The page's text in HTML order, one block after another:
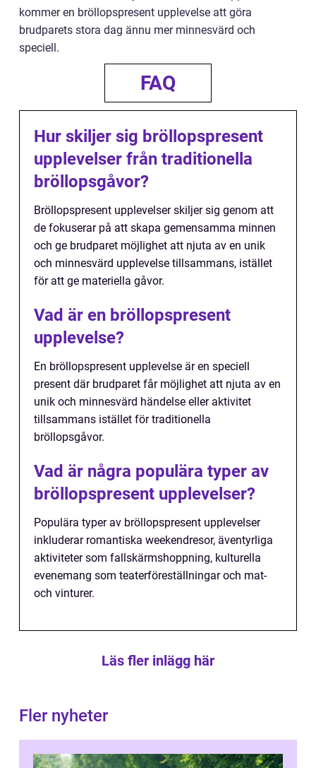
kommer en bröllopspresent upplevelse att göra
brudparets stora dag ännu mer minnesvärd och
speciell.
FAQ
Hur skiljer sig bröllopspresent
upplevelser från traditionella
bröllopsgåvor?
Bröllopspresent upplevelser skiljer sig genom att
de fokuserar på att skapa gemensamma minnen
och ge brudparet möjlighet att njuta av en unik
och minnesvärd upplevelse tillsammans, istället
för att ge materiella gåvor.
Vad är en bröllopspresent
upplevelse?
En bröllopspresent upplevelse är en speciell
present där brudparet får möjlighet att njuta av en
unik och minnesvärd händelse eller aktivitet
tillsammans istället för traditionella
bröllopsgåvor.
Vad är några populära typer av
bröllopspresent upplevelser?
Populära typer av bröllopspresent upplevelser
inkluderar romantiska weekendresor, äventyrliga
aktiviteter som fallskärmshoppning, kulturella
evenemang som teaterföreställningar och mat-
och vinturer.
Läs fler inlägg här
Fler nyheter